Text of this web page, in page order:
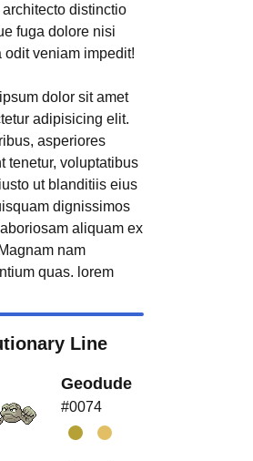
architecto distinctio
fuga dolore nisi
odit veniam impedit!
dolor sit amet
adipisicing elit.
asperiores
tenetur, voluptatibus
ut blanditiis eius
dignissimos
aliquam ex
nam
quas. lorem
Line
Geodude
#0074